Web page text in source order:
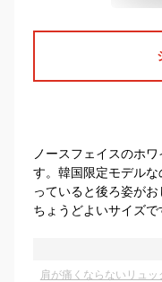
ノースフェイスのホ
す。韓国限定モデル
っていると後ろ姿が
ちょうどよいサイズで
肩が痛くならないリュ